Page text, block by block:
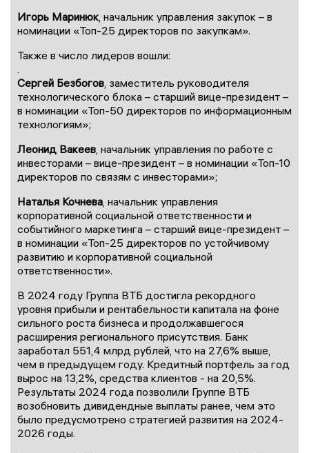
Игорь Маринюк, начальник управления закупок – в
номинации «Топ-25 директоров по закупкам».
Также в число лидеров вошли:
.
Сергей Безбогов, заместитель руководителя
технологического блока – старший вице-президент –
в номинации «Топ-50 директоров по информационным
технологиям»;
Леонид Вакеев, начальник управления по работе с
инвесторами – вице-президент – в номинации «Топ-10
директоров по связям с инвесторами»;
Наталья Кочнева, начальник управления
корпоративной социальной ответственности и
событийного маркетинга – старший вице-президент –
в номинации «Топ-25 директоров по устойчивому
развитию и корпоративной социальной
ответственности».
В 2024 году Группа ВТБ достигла рекордного
уровня прибыли и рентабельности капитала на фоне
сильного роста бизнеса и продолжавшегося
расширения регионального присутствия. Банк
заработал 551,4 млрд рублей, что на 27,6% выше,
чем в предыдущем году. Кредитный портфель за год
вырос на 13,2%, средства клиентов - на 20,5%.
Результаты 2024 года позволили Группе ВТБ
возобновить дивидендные выплаты ранее, чем это
было предусмотрено стратегией развития на 2024-
2026 годы.